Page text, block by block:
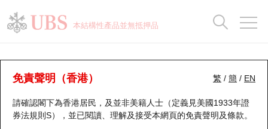
本結構性產品並無抵押品
繁 / 簡 / EN
免責聲明（香港）
請確認閣下為香港居民，及並非美籍人士（定義見美國1933年證
券法規則S），並已閱讀、理解及接受本網頁的免責聲明及條款。
牛熊證分析儀
表現 街貨統計 比較
瑞銀認股證一覽
新發行瑞銀認股證
街貨統計
比較
牛熊全景快搜
牛熊證搜尋
街貨統計
比較
十大升幅/跌幅
十大認股證成交分佈
正股分析儀
二十大活躍股份
持股比重
顯示所有持股比重
每月輪證大市專題
輪證專欄